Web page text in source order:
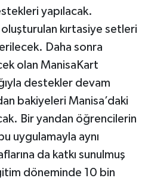
yapılacak.
kırtasiye setleri
Daha sonra
olan ManisaKart
destekler devam
bakiyeleri Manisa’daki
Bir yandan öğrencilerin
uygulamayla aynı
da katkı sunulmuş
döneminde 10 bin